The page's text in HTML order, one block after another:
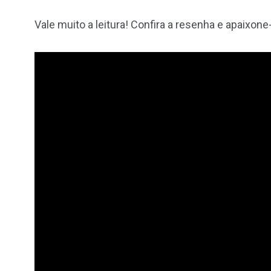
Vale muito a leitura! Confira a resenha e